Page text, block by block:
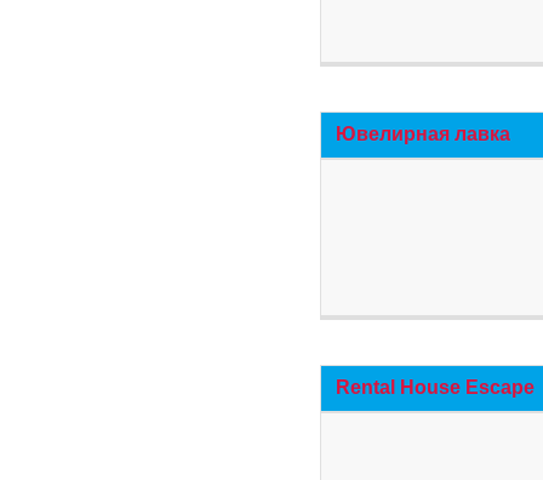
Ювелирная лавка
Rental House Escape